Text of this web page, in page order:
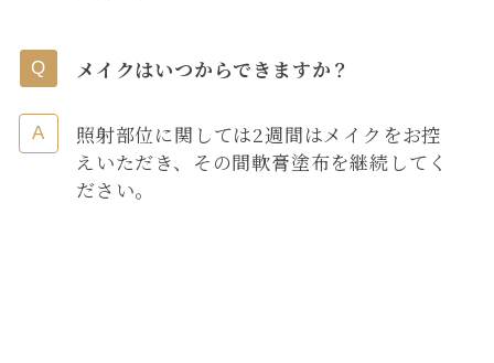
メイクはいつからできますか？
照射部位に関しては2週間はメイクをお控
えいただき、その間軟膏塗布を継続してく
ださい。